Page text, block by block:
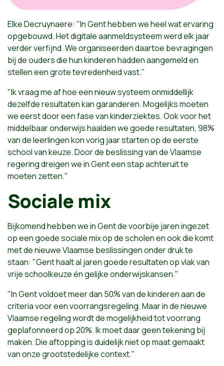
Elke Decruynaere: "In Gent hebben we heel wat ervaring
opgebouwd. Het digitale aanmeldsysteem werd elk jaar
verder verfijnd. We organiseerden daartoe bevragingen
bij de ouders die hun kinderen hadden aangemeld en
stellen een grote tevredenheid vast."
"Ik vraag me af hoe een nieuw systeem onmiddellijk
dezelfde resultaten kan garanderen. Mogelijks moeten
we eerst door een fase van kinderziektes. Ook voor het
middelbaar onderwijs haalden we goede resultaten, 98%
van de leerlingen kon vorig jaar starten op de eerste
school van keuze. Door de beslissing van de Vlaamse
regering dreigen we in Gent een stap achteruit te
moeten zetten."
Sociale mix
Bijkomend hebben we in Gent de voorbije jaren ingezet
op een goede sociale mix op de scholen en ook die komt
met de nieuwe Vlaamse beslissingen onder druk te
staan: "Gent haalt al jaren goede resultaten op vlak van
vrije schoolkeuze én gelijke onderwijskansen."
"In Gent voldoet meer dan 50% van de kinderen aan de
criteria voor een voorrangsregeling. Maar in de nieuwe
Vlaamse regeling wordt de mogelijkheid tot voorrang
geplafonneerd op 20%. Ik moet daar geen tekening bij
maken. Die aftopping is duidelijk niet op maat gemaakt
van onze grootstedelijke context."